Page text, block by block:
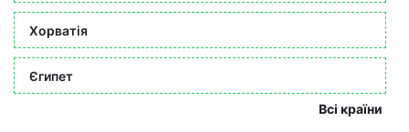
Хорватія
Єгипет
Всі країни